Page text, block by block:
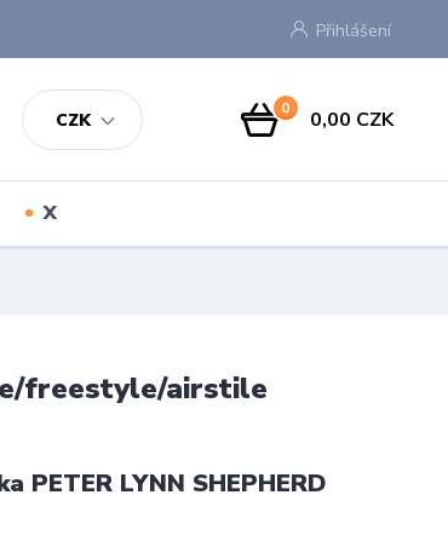
CZK
Přihlášení
0 0,00 CZK
X
freestyle/airstile
PETER LYNN SHEPHERD